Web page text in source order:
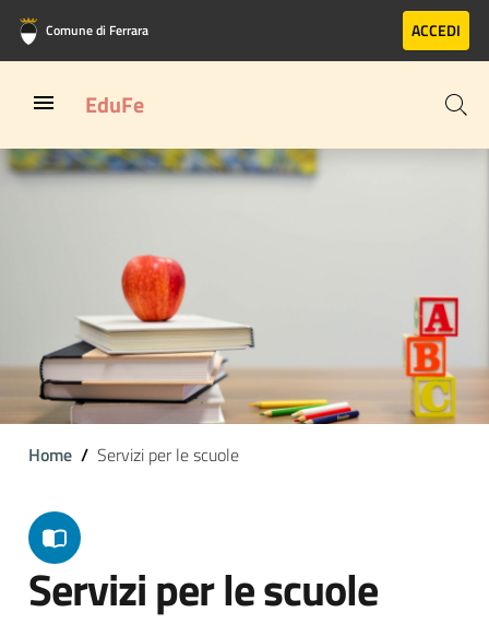
Vai al contenuto principale
Vai al footer
Comune di Ferrara ACCEDI
EduFe
Home Servizi per le scuole
Servizi per le scuole